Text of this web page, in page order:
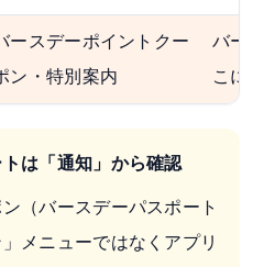
ースデーポイントクー
ン・特別案内
バース
こに届
は「通知」から確認
（バースデーパスポート
メニューではなくアプリ